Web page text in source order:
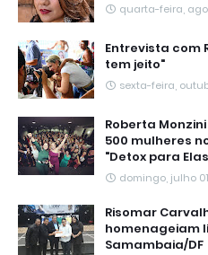
quarta-feira,
Entrevista com
tem jeito"
sexta-feira,
Roberta
500 mulheres
"Detox para
domingo, julho
Risomar
homenageiam
Samambaia/DF